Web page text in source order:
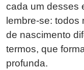
cada um desses
lembre-se:
de nascimento
termos, que
profunda.